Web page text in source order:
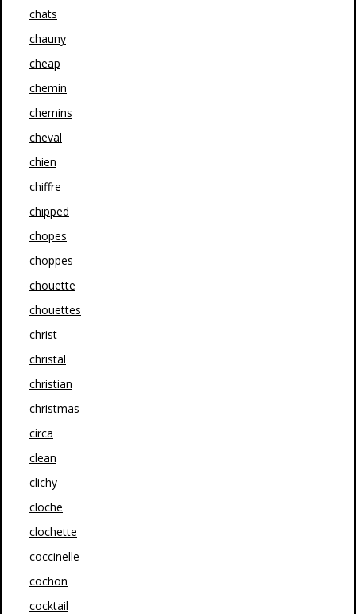
chats
chauny
cheap
chemin
chemins
cheval
chien
chiffre
chipped
chopes
choppes
chouette
chouettes
christ
christal
christian
christmas
circa
clean
clichy
cloche
clochette
coccinelle
cochon
cocktail